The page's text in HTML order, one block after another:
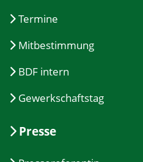
Termine
Mitbestimmung
BDF intern
Gewerkschaftstag
Presse